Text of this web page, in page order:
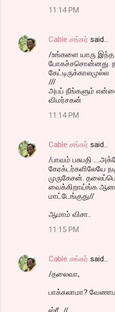
11:14 PM
Cable சங்கர் said…
/உங்களை யாரு இந்த
போகச்சசொன்னது.
கேட்டிருக்காலமுல்ல
///
அபப் நீங்களும்
விமர்சகன்
11:14 PM
Cable சங்கர் said…
/பாவம் பசுபதி
கேரக்டர்களிலேயே
முருகேசன்.
வைக்கிறாய்ங்க
மாட்டேங்குது//
ஆமாம் விசா..
11:15 PM
Cable சங்கர் said…
/தலைவா,
பாக்கலாமா?